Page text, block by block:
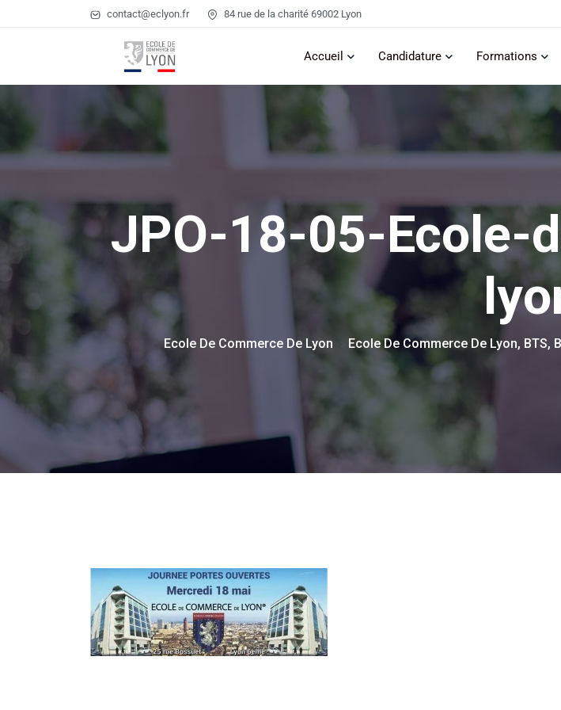
contact@eclyon.fr 84 rue de la charité 69002 Lyon
Accueil Candidature Formations
JPO-18-05-Ecole-
Ecole De Commerce De Lyon Ecole De Commerce De Lyon, BTS,